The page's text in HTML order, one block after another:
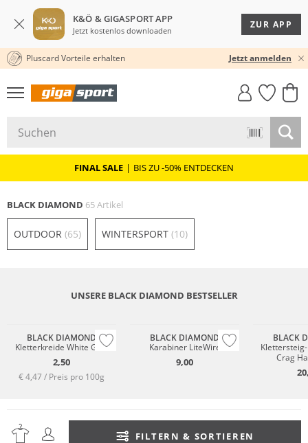
K&Ö & GIGASPORT APP
Jetzt kostenlos downloaden
ZUR APP
30 TAGE RÜCKGABERECHT
Pluscard Vorteile erhalten Jetzt anmelden
GIGASTYLE
FAHRRAD­
MUST-HAVE
FINAL SALE | BIS ZU -50% ENTDECKEN
BLACK DIAMOND 65 Artikel
OUTDOOR (65) WINTERSPORT (10)
UNSERE BLACK DIAMOND BESTSELLER
BLACK DIAMOND
Kletterkreide White Gold
2,50
€ 4,47 / Preis pro 100g
BLACK DIAMOND
Karabiner LiteWire
9,00
BLACK
Crag
FILTERN & SORTIEREN